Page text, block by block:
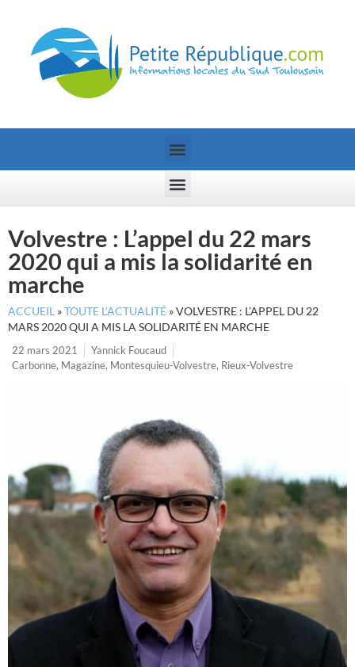
Volvestre : L’appel du 22 mars
2020 qui a mis la solidarité en
marche
ACCUEIL »TOUTE L’ACTUALITÉ »VOLVESTRE : L’APPEL DU 22
MARS 2020 QUI A MIS LA SOLIDARITÉ EN MARCHE
22 mars 2021
Yannick Foucaud
Carbonne, Magazine, Montesquieu-Volvestre, Rieux-Volvestre